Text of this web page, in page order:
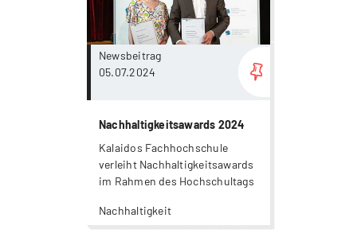
Newsbeitrag
05.07.2024
Nachhaltigkeitsawards 2024
Kalaidos Fachhochschule
verleiht Nachhaltigkeitsawards
im Rahmen des Hochschultags
Nachhaltigkeit